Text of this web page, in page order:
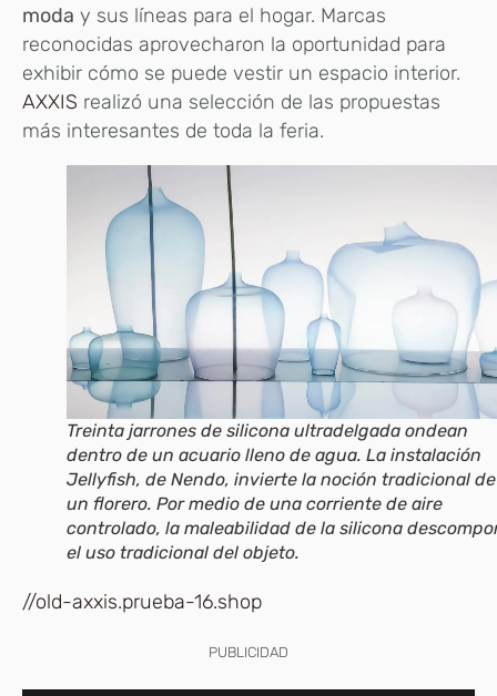
moda y sus líneas para el hogar. Marcas
reconocidas aprovecharon la oportunidad para
exhibir cómo se puede vestir un espacio interior.
AXXIS realizó una selección de las propuestas
más interesantes de toda la feria.
Treinta jarrones de silicona ultradelgada ondean
dentro de un acuario lleno de agua. La instalación
Jellyfish, de Nendo, invierte la noción tradicional de
un florero. Por medio de una corriente de aire
controlado, la maleabilidad de la silicona
el uso tradicional del objeto.
//old-axxis.prueba-16.shop
PUBLICIDAD